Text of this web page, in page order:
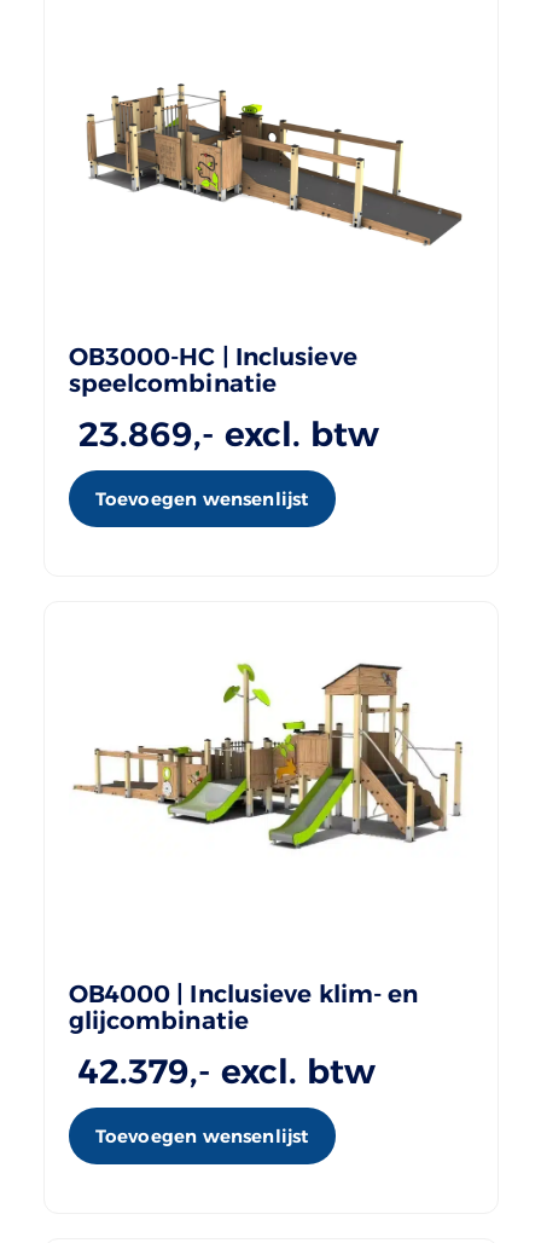
OB3000-HC | Inclusieve
speelcombinatie
23.869,- excl. btw
Toevoegen wensenlijst
OB4000 | Inclusieve klim- en
glijcombinatie
42.379,- excl. btw
Toevoegen wensenlijst